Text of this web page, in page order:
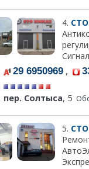
4.
29 6950969 ,
пер. Солтыса, 5
5.